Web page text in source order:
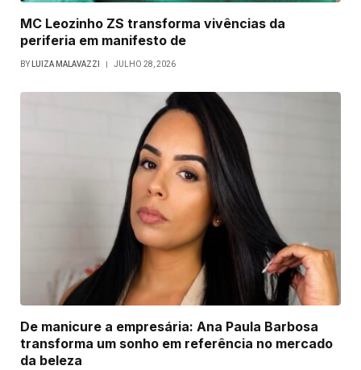
MC Leozinho ZS transforma vivências da
periferia em manifesto de
BY LUIZA MALAVAZZI JULHO 28, 2026
De manicure a empresária: Ana Paula Barbosa
transforma um sonho em referência no mercado
da beleza